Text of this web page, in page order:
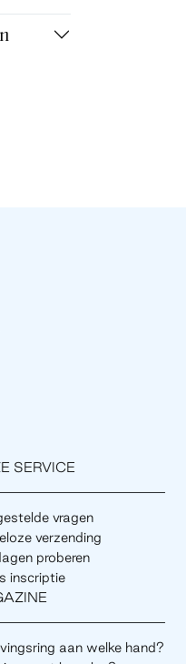
SERVICE
vragen
verzending
proberen
inscriptie
aan welke hand?